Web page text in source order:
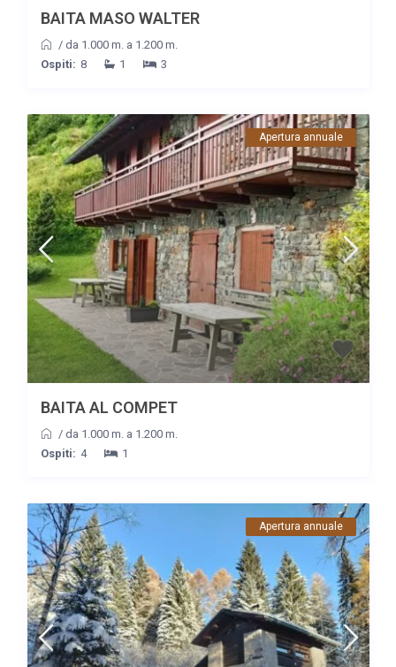
BAITA MASO WALTER
/ da 1.000 m. a 1.200 m.
Ospiti: 8 1 3
Apertura annuale
BAITA AL COMPET
/ da 1.000 m. a 1.200 m.
Ospiti: 4 1
Apertura annuale